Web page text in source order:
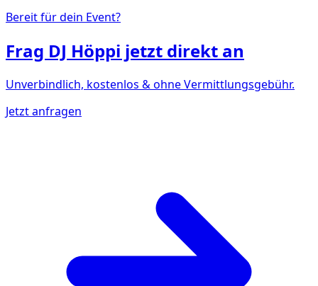
Bereit für dein Event?
Frag DJ Höppi jetzt direkt an
Unverbindlich, kostenlos & ohne Vermittlungsgebühr.
Jetzt anfragen